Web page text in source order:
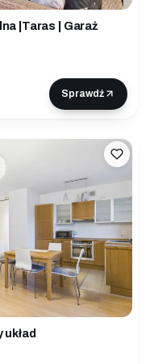
|Taras | Garaż
Sprawdź